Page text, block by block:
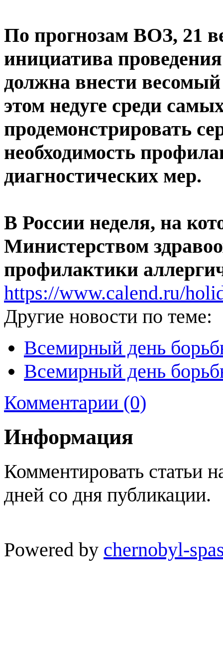
По прогнозам ВОЗ, 21
инициатива
должна внести
этом недуге среди
продемонстрировать
необходимость
диагностических мер.
В России неделя, на
Министерством
профилактики
https://www.calend.ru/
Другие новости по теме:
Всемирный день
Всемирный день
Комментарии (0)
Информация
Комментировать статьи
дней со дня публикации.
Powered by chernobyl-